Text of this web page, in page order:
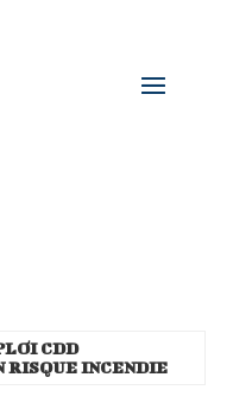
CDD
RISQUE INCENDIE